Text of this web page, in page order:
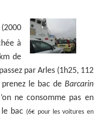
à
de
par Arles (1h25, 112
le bac de Barcarin
ne consomme pas en
bac (6€ pour les voitures en